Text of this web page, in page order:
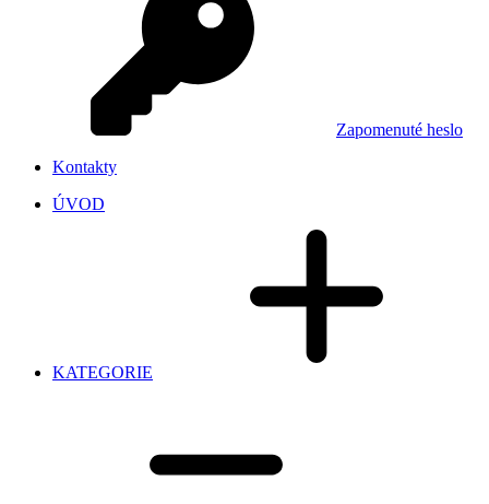
Zapomenuté heslo
Kontakty
ÚVOD
KATEGORIE